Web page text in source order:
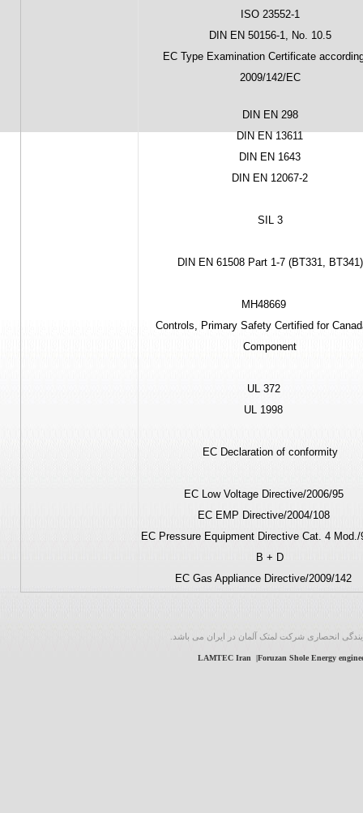
ISO 23552-1
DIN EN 50156-1, No. 10.5
EC Type Examination Certificate
2009/142/EC
DIN EN 298
DIN EN 13611
DIN EN 1643
DIN EN 12067-2
SIL 3
DIN EN 61508 Part 1-7 (BT331, BT341)
MH48669
Controls, Primary Safety Certified for
Component
UL 372
EC Declaration of conformity
2006/95/EC Low Voltage Directive
2004/108/EC EMP Directive
97/23/EC Pressure Equipment Directive Cat. 4 Mod.
B + D
انحصاری شرکت لمتک آلمان در ایران می باشد.
LAMTEC Iran |Foruzan Shole Energy